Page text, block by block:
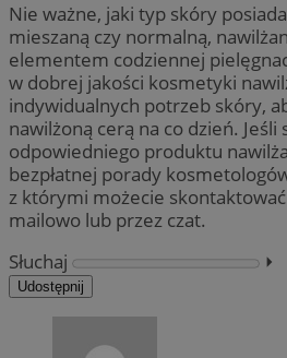
Nie ważne, jaki typ skóry
mieszaną czy normalną,
elementem codziennej
w dobrej jakości kosmetyki
indywidualnych potrzeb skóry,
nawilżoną cerą na co dzień.
odpowiedniego produktu
bezpłatnej porady
z którymi możecie
mailowo lub przez czat.
Słuchaj
⏵︎
Udostępnij